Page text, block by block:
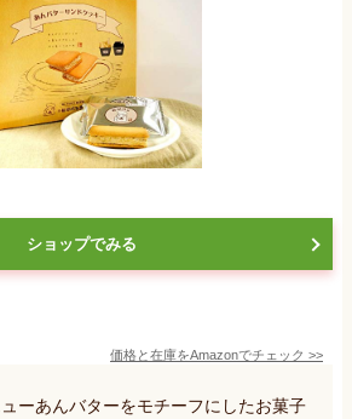
ショップでみる
価格と在庫をAmazonでチェック >>
ーあんバターをモチーフにしたお菓子